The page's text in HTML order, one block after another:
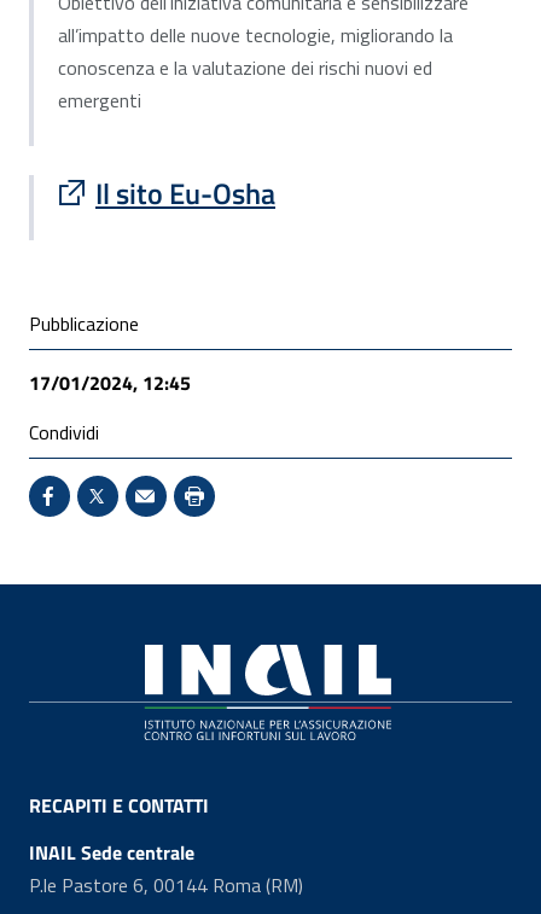
all’impatto delle nuove tecnologie, migliorando la
conoscenza e la valutazione dei rischi nuovi ed
emergenti
Il sito Eu-Osha
Sito esterno : apre una nuova finestra
Condivisione social
Pubblicazione
17/01/2024, 12:45
Condividi
Condividi su Facebook - Sito esterno - Apertura in
X - Sito esterno - Apertura in nuova finestra
Invio Mail: apre il programma di posta
Stampa pagina: scelta meno
RECAPITI E CONTATTI
INAIL Sede centrale
P.le Pastore 6, 00144 Roma (RM)